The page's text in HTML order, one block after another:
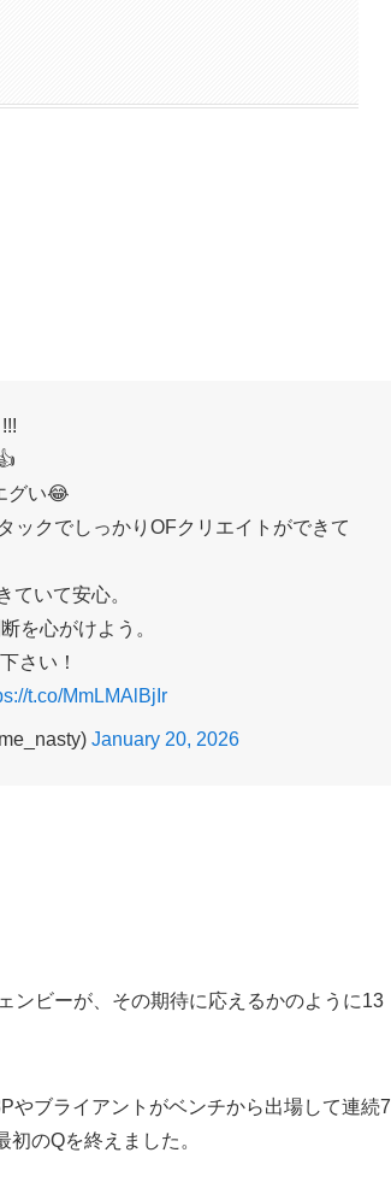
グい😂
ックでしっかりOFクリエイトができて
ていて安心。
を心がけよう。
さい！
t.co/MmLMAlBjIr
January 20, 2026
ンビーが、その期待に応えるかのように13
やブライアントがベンチから出場して連続7
のQを終えました。